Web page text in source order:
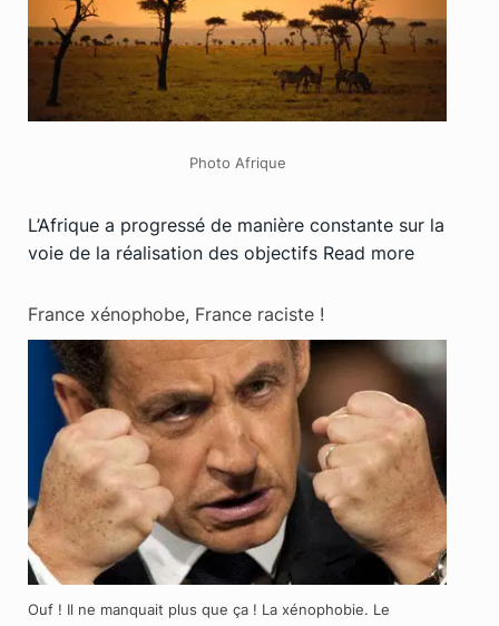
Photo Afrique
L’Afrique a progressé de manière constante sur la
voie de la réalisation des objectifs Read more
France xénophobe, France raciste !
Ouf ! Il ne manquait plus que ça ! La xénophobie. Le